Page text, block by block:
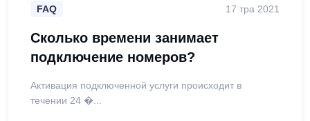
FAQ 17 тра 2021
Сколько времени занимает
подключение номеров?
Активация подключенной услуги происходит в
течении 24 �...